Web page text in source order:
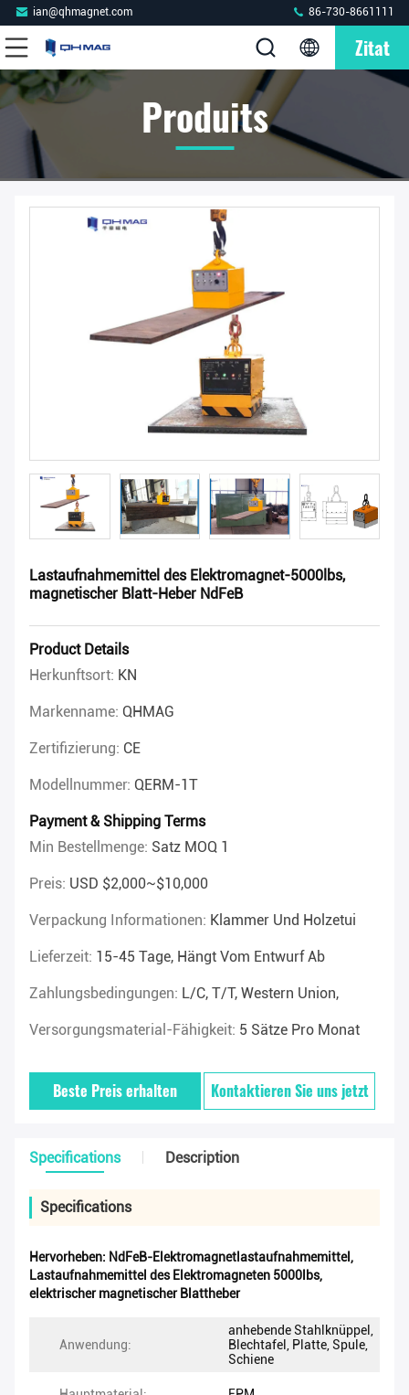
ian@qhmagnet.com 86-730-8661111
Zitat
Produits
Lastaufnahmemittel des Elektromagnet-5000lbs,
magnetischer Blatt-Heber NdFeB
Product Details
Herkunftsort: KN
Markenname: QHMAG
Zertifizierung: CE
Modellnummer: QERM-1T
Payment & Shipping Terms
Min Bestellmenge: Satz MOQ 1
Preis: USD $2,000~$10,000
Verpackung Informationen: Klammer Und Holzetui
Lieferzeit: 15-45 Tage, Hängt Vom Entwurf Ab
Zahlungsbedingungen: L/C, T/T, Western Union,
Versorgungsmaterial-Fähigkeit: 5 Sätze Pro Monat
Beste Preis erhalten Kontaktieren Sie uns jetzt
Specifications Description
Specifications
Hervorheben: NdFeB-Elektromagnetlastaufnahmemittel,
Lastaufnahmemittel des Elektromagneten 5000lbs,
elektrischer magnetischer Blattheber
Anwendung:
anhebende Stahlknüppel,
Blechtafel, Platte, Spule,
Schiene